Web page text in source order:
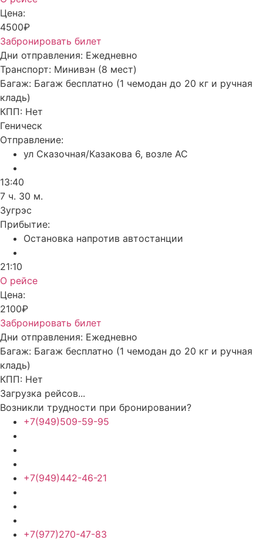
Цена:
4500₽
Забронировать билет
Дни отправления: Ежедневно
Транспорт: Минивэн (8 мест)
Багаж: Багаж бесплатно (1 чемодан до 20 кг и ручная
кладь)
КПП: Нет
Геническ
Отправление:
ул Сказочная/Казакова 6, возле АС
13:40
7 ч. 30 м.
Зугрэс
Прибытие:
Остановка напротив автостанции
21:10
О рейсе
Цена:
2100₽
Забронировать билет
Дни отправления: Ежедневно
Багаж: Багаж бесплатно (1 чемодан до 20 кг и ручная
кладь)
КПП: Нет
Загрузка рейсов...
Возникли трудности при бронировании?
+7(949)509-59-95
+7(949)442-46-21
+7(977)270-47-83